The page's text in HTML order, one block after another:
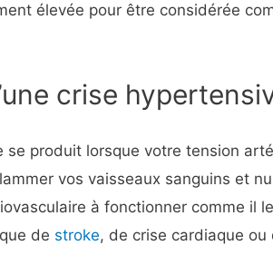
élevée pour être considérée
crise
se produit lorsque votre tension
vos vaisseaux sanguins et
à fonctionner comme il
de stroke, de crise cardiaque ou